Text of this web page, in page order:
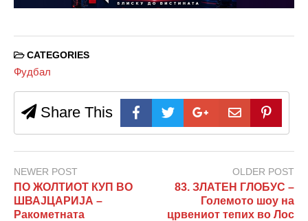
CATEGORIES
Фудбал
Share This
NEWER POST
ПО ЖОЛТИОТ КУП ВО
ШВАЈЦАРИЈА –
Ракометната
OLDER POST
83. ЗЛАТЕН ГЛОБУС –
Големото шоу на
црвениот тепих во Лос